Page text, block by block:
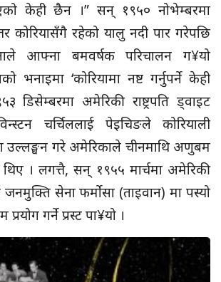
केही छैन ।” सन् १९५० नोभेम्बरमा
कोरियासँगै रहेको यालु नदी पार गरेपछि
आफ्ना बमवर्षक परिचालन ग¥यो
‘कोरियामा नष्ट गर्नुपर्ने केही
डिसेम्बरमा अमेरिकी राष्ट्रपति ड्वाइट
चर्चिललाई पेइचिङले कोरियाली
उल्लङ्घन गरे अमेरिकाले चीनमाथि अणुबम
। लगत्तै, सन् १९५५ मार्चमा अमेरिकी
सेना फर्मोसा (ताइवान) मा पस्यो
गर्ने प्रस्ट पा¥यो ।